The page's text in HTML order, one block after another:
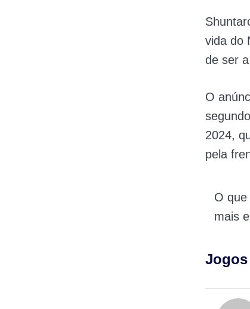
vida do
de ser
O
2024,
pela
O que
mais e